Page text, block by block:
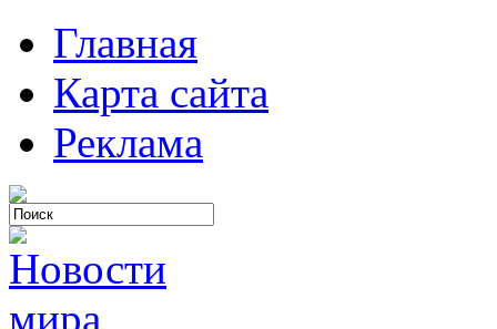
Главная
Карта сайта
Реклама